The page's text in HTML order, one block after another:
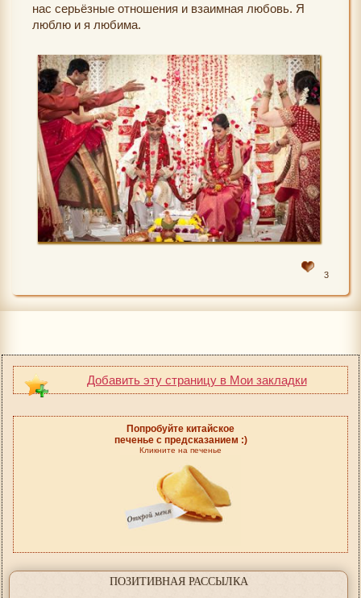
нас серьёзные отношения и взаимная любовь. Я
люблю и я любима.
3
Добавить эту страницу в Мои закладки
Попробуйте китайское
печенье с предсказанием :)
Кликните на печенье
ПОЗИТИВНАЯ РАССЫЛКА